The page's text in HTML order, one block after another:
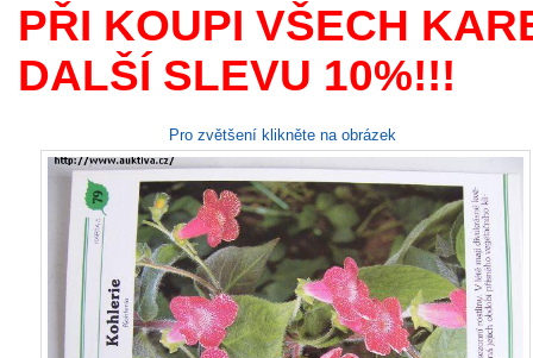
PŘI KOUPI VŠECH
DALŠÍ SLEVU 10%!!!
Pro zvětšení klikněte na obrázek